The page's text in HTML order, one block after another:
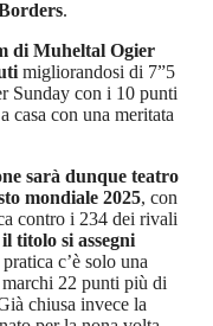
.
di Muheltal Ogier
migliorandosi di 7”5
Sunday con i 10 punti
casa con una meritata
sarà dunque teatro
mondiale 2025, con
contro i 234 dei rivali
titolo si assegni
c’è solo una
22 punti più di
chiusa invece la